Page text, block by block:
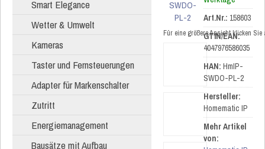
Smart Elegance
Wetter & Umwelt
Kameras
Taster und Fernsteuerungen
Adapter für Markenschalter
Zutritt
Energiemanagement
Bausätze mit Aufbau
Für eine größere Ansicht klicken
Art.Nr.: 158603
GTIN/EAN:
4047976586035
HAN: HmIP-
SWDO-PL-2
Hersteller:
Homematic IP
Mehr Artikel
von: